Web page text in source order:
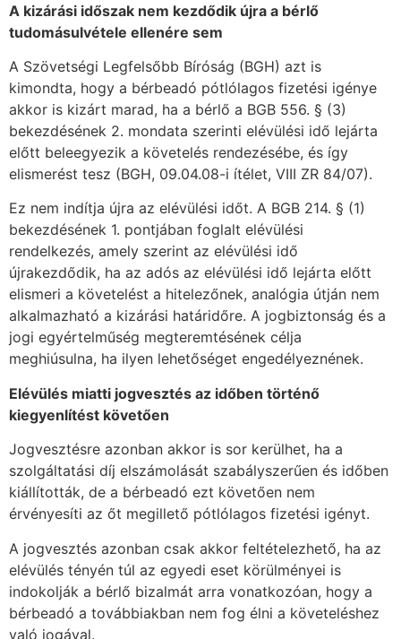
A kizárási időszak nem kezdődik újra a bérlő
tudomásulvétele ellenére sem
A Szövetségi Legfelsőbb Bíróság (BGH) azt is
kimondta, hogy a bérbeadó pótlólagos fizetési igénye
akkor is kizárt marad, ha a bérlő a BGB 556. § (3)
bekezdésének 2. mondata szerinti elévülési idő lejárta
előtt beleegyezik a követelés rendezésébe, és így
elismerést tesz (BGH, 09.04.08-i ítélet, VIII ZR 84/07).
Ez nem indítja újra az elévülési időt. A BGB 214. § (1)
bekezdésének 1. pontjában foglalt elévülési
rendelkezés, amely szerint az elévülési idő
újrakezdődik, ha az adós az elévülési idő lejárta előtt
elismeri a követelést a hitelezőnek, analógia útján nem
alkalmazható a kizárási határidőre. A jogbiztonság és a
jogi egyértelműség megteremtésének célja
meghiúsulna, ha ilyen lehetőséget engedélyeznének.
Elévülés miatti jogvesztés az időben történő
kiegyenlítést követően
Jogvesztésre azonban akkor is sor kerülhet, ha a
szolgáltatási díj elszámolását szabályszerűen és időben
kiállították, de a bérbeadó ezt követően nem
érvényesíti az őt megillető pótlólagos fizetési igényt.
A jogvesztés azonban csak akkor feltételezhető, ha az
elévülés tényén túl az egyedi eset körülményei is
indokolják a bérlő bizalmát arra vonatkozóan, hogy a
bérbeadó a továbbiakban nem fog élni a követeléshez
való jogával.